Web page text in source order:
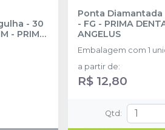
- 30
- PRIMA
Ponta Diamantada
- FG - PRIMA
ANGELUS
Embalagem com 1
a partir de:
R$ 12,80
Qtd :